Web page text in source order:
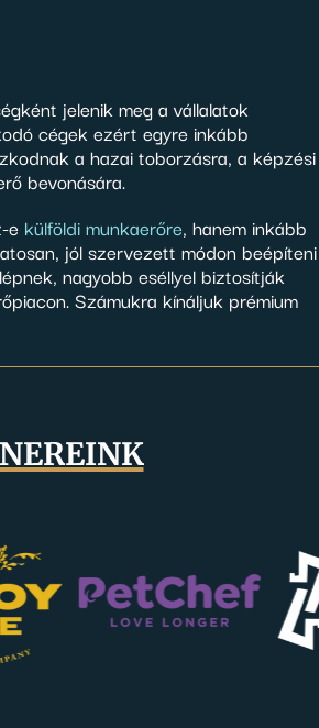
jelenik meg a vállalatok
cégek ezért egyre inkább
a hazai toborzásra, a képzési
bevonására.
e külföldi munkaerőre, hanem inkább
jól szervezett módon beépíteni
nagyobb eséllyel biztosítják
Számukra kínáljuk prémium